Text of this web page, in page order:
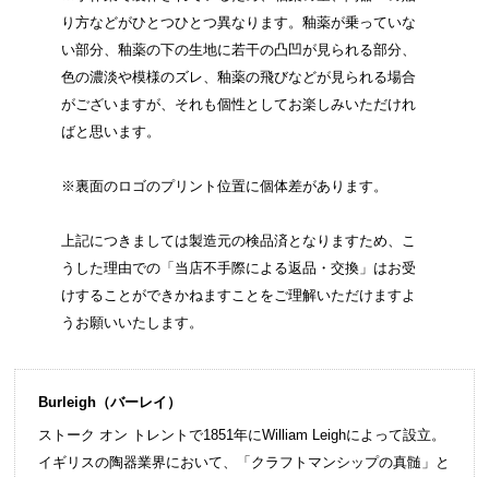
り方などがひとつひとつ異なります。釉薬が乗っていな
い部分、釉薬の下の生地に若干の凸凹が見られる部分、
色の濃淡や模様のズレ、釉薬の飛びなどが見られる場合
がございますが、それも個性としてお楽しみいただけれ
ばと思います。
※裏面のロゴのプリント位置に個体差があります。
上記につきましては製造元の検品済となりますため、こ
うした理由での「当店不手際による返品・交換」はお受
けすることができかねますことをご理解いただけますよ
うお願いいたします。
Burleigh（バーレイ）
ストーク オン トレントで1851年にWilliam Leighによって設立。
イギリスの陶器業界において、「クラフトマンシップの真髄」と